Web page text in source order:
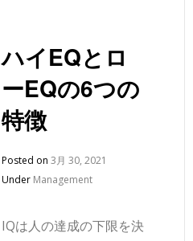
ハイEQとロ
ーEQの6つの
特徴
Posted on 3月 30, 2021
Under Management
IQは人の達成の下限を決